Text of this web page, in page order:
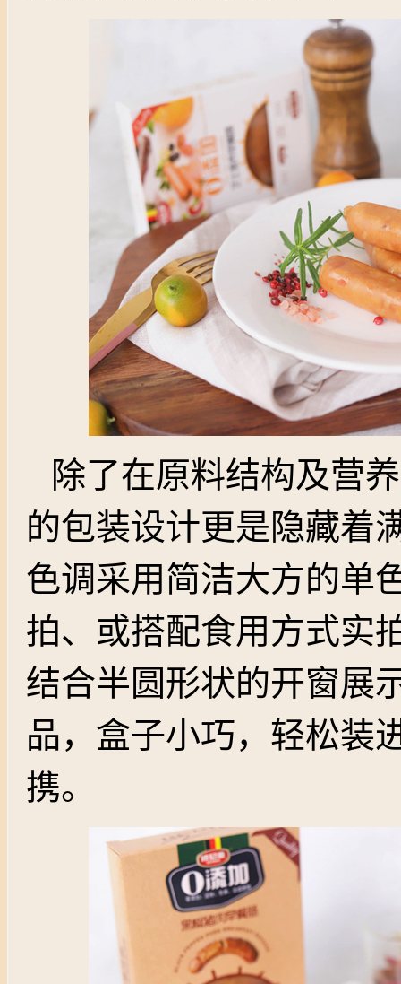
除了在原料结构及营
的包装设计更是隐藏着
色调采用简洁大方的单
拍、或搭配食用方式实
结合半圆形状的开窗展
品，盒子小巧，轻松装
携。